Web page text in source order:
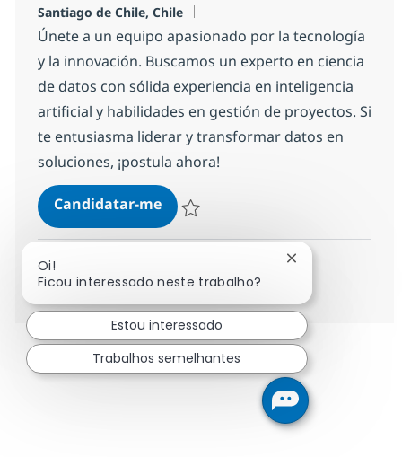
Localização
Santiago de Chile, Chile
Únete a un equipo apasionado por la tecnología
y la innovación. Buscamos un experto en ciencia
de datos con sólida experiencia en inteligencia
artificial y habilidades en gestión de proyectos. Si
te entusiasma liderar y transformar datos en
soluciones, ¡postula ahora!
Candidatar-meExperto/a en Ciencia de Datos.
Ver mais
Oi!
Ficou interessado neste trabalho?
Fechar
Estou interessado
Trabalhos semelhantes